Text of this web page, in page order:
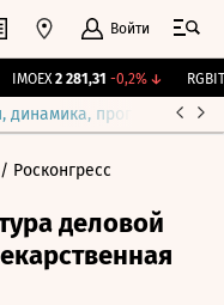
Войти
IMOEX 2 281,31 -0,2%↓ RGBITR
прогнозы
/ Росконгресс
деловой